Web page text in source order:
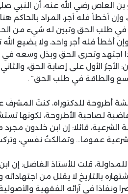
العاص رضي الله عنه، أن النبي
وإن أخطأ فله أجر، المراد بالحاكم
في طلب الحق وتبين له شيء من
أخطأ فله أجر واحد، ولا يضيع
اجتهد وتحرى الحق وبذل وسعه في
الأجرُ الأول على إصابة الحق،
والطاقة في طلب الحق” .
أطروحة للدكتوراه، كنتُ المشرفَ
لصاحبة الأطروحة، لكونها
الشرعية، قائلا: إن ابن خلدون
عموما… وتمالكتُ نفسي، وتركت
للمداولة، قلت للأستاذ الفاضل:
بالتاريخ لا يقلل من
ونفاذا في آرائه الفقهية